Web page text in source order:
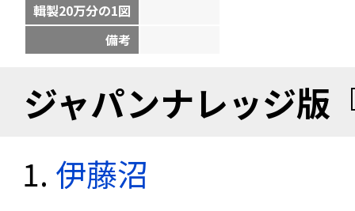
輯製20万分の1図
備考
ジャパンナレッジ版
伊藤沼